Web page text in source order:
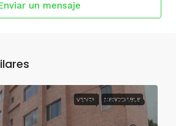
un mensaje
VENTA NEGOCIABLE
US$ 700,000